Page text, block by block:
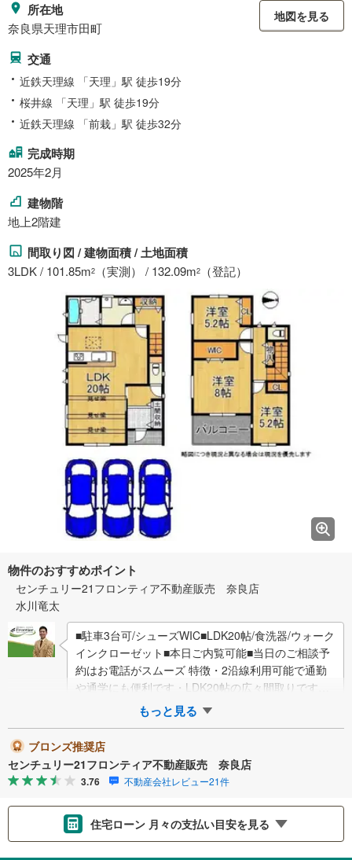
所在地
奈良県天理市田町
地図を見る
交通
近鉄天理線 「天理」駅 徒歩19分
桜井線 「天理」駅 徒歩19分
近鉄天理線 「前栽」駅 徒歩32分
完成時期
2025年2月
建物階
地上2階建
間取り図 / 建物面積 / 土地面積
3LDK / 101.85m2 （実測） / 132.09m2 （登記）
物件のおすすめポイント
センチュリー21フロンティア不動産販売 奈良店
水川竜太
■駐車3台可/シューズWIC■LDK20帖/食洗器/ウォーク
インクローゼット■本日ご内覧可能■当日のご相談予
約はお電話がスムーズ 特徴・2沿線利用可能で通勤
や通学にも便利です・LDK20帖の広々間取りです・
全居室収納＋ウォークイン…
もっと見る
ブロンズ推奨店
センチュリー21フロンティア不動産販売 奈良店
3.76 不動産会社レビュー21件
住宅ローン 月々の支払い目安を見る